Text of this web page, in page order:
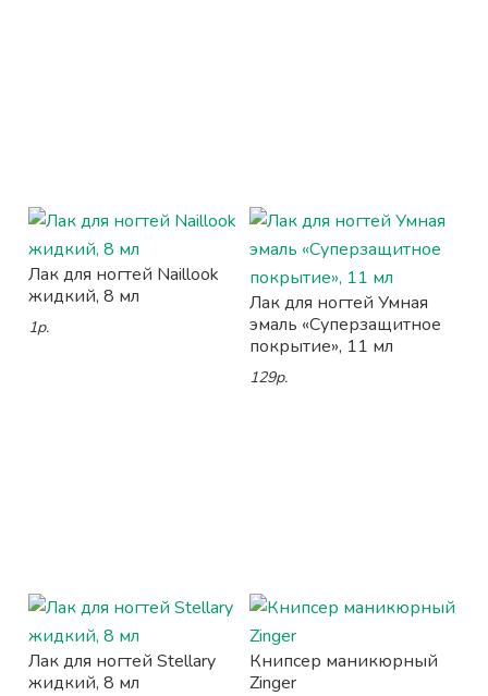
Лак для ногтей Naillook
жидкий, 8 мл
1р.
Лак для ногтей Умная
эмаль «Суперзащитное
покрытие», 11 мл
129р.
Лак для ногтей Stellary
жидкий, 8 мл
Книпсер маникюрный
Zinger